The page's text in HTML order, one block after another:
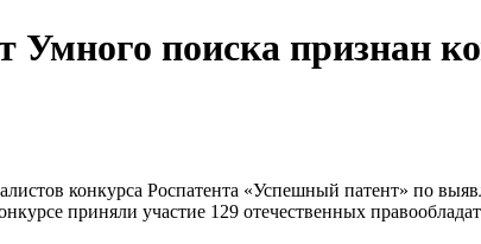
Умного поиска признан
конкурса Роспатента «Успешный патент» по
приняли участие 129 отечественных